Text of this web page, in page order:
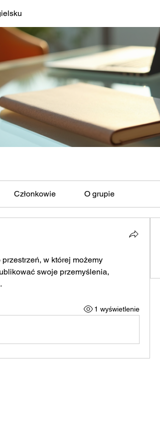
Członkowie O grupie
przestrzeń, w której możemy
swoje przemyślenia,
1 wyświetlenie